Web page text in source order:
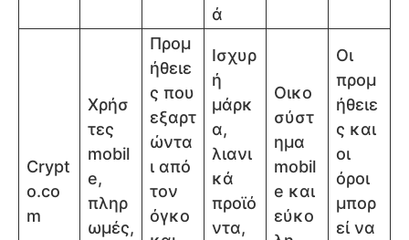
ά
Crypt
o.co
m
Χρήσ
τες
mobil
e,
πληρ
ωμές,
Προμ
ήθειε
ς που
εξαρτ
ώντα
ι από
τον
όγκο
Ισχυρ
ή
μάρκ
α,
λιανι
κά
προϊό
ντα,
Οικο
σύστ
ημα
mobil
e και
εύκο
Οι
προμ
ήθειε
ς και
οι
όροι
μπορ
εί να